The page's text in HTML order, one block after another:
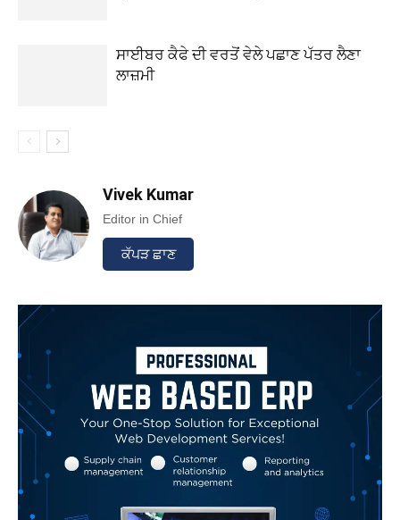
ਸਾਈਬਰ ਕੈਫੇ ਦੀ ਵਰਤੋਂ ਵੇਲੇ ਪਛਾਣ ਪੱਤਰ ਲੈਣਾ
ਲਾਜ਼ਮੀ
Vivek Kumar
Editor in Chief
ਕੱਪੜ ਛਾਣ